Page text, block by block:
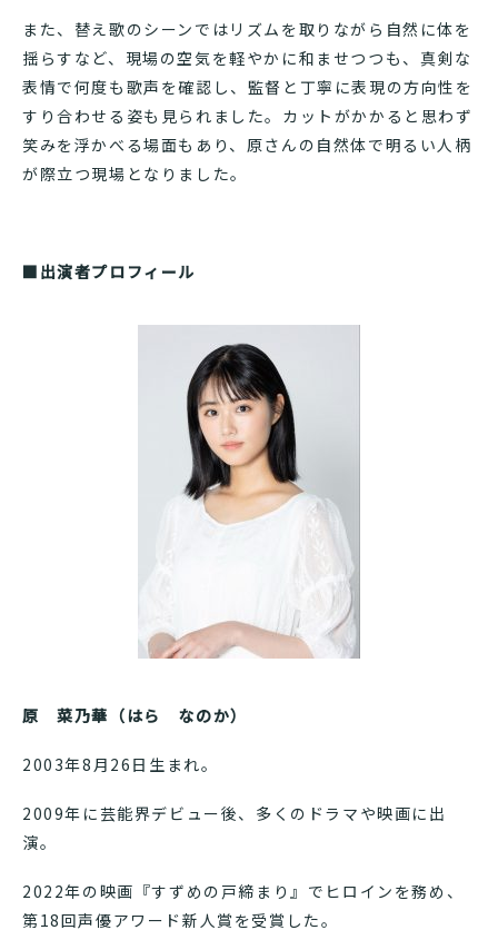
また、替え歌のシーンではリズムを取りながら自然に体を
揺らすなど、現場の空気を軽やかに和ませつつも、真剣な
表情で何度も歌声を確認し、監督と丁寧に表現の方向性を
すり合わせる姿も見られました。カットがかかると思わず
笑みを浮かべる場面もあり、原さんの自然体で明るい人柄
が際立つ現場となりました。
■出演者プロフィール
原 菜乃華（はら なのか）
2003年8月26日生まれ。
2009年に芸能界デビュー後、多くのドラマや映画に出
演。
2022年の映画『すずめの戸締まり』でヒロインを務め、
第18回声優アワード新人賞を受賞した。